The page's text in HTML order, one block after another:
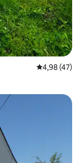
4,98 (47)